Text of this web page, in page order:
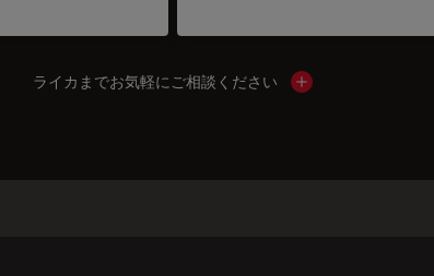
ライカまでお気軽にご相談ください Show local contacts